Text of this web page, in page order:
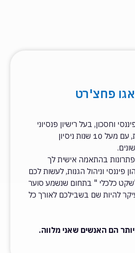
פחצ'רט
וחסכון, בעל רישיון פנסיוני
וניהול תיקי השקעות, עם מעל 10 שנות ניסיון
בהתאמה אישית לך
פיננסי וניהול הגנות, לעשות לכם
כלכלי " בתחום שנשמע סוער
להיות שם בשבילכם לאורך כל
הם האנשים שאני מלווה.